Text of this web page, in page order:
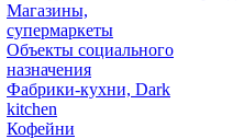
Магазины,
супермаркеты
Объекты социального
назначения
Фабрики-кухни, Dark
kitchen
Кофейни